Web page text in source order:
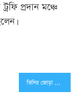
প্রদান মঞ্চে
ভিনির জোড়া গোলে স্কটল্যান্ডকে উড়িয়ে গ্রুপ চ্যাম্পিয়ন ব্রাজিল